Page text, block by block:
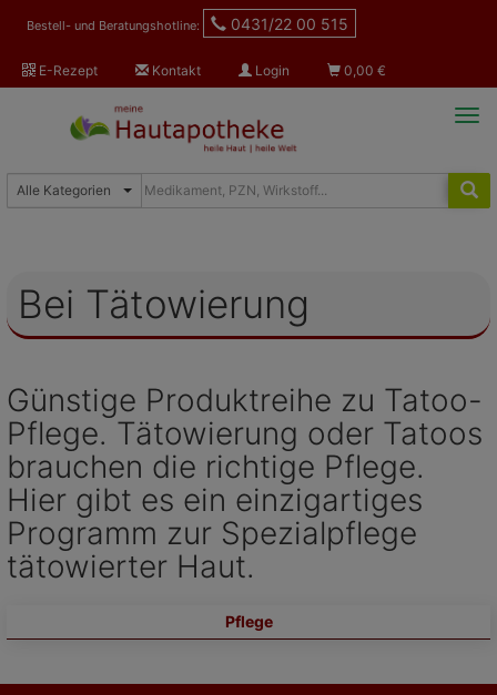
Bestell- und Beratungshotline: 0431/22 00 515
E-Rezept Kontakt Login 0,00 €
Bei Tätowierung
Günstige Produktreihe zu Tatoo-
Pflege. Tätowierung oder Tatoos
brauchen die richtige Pflege.
Hier gibt es ein einzigartiges
Programm zur Spezialpflege
tätowierter Haut.
Pflege